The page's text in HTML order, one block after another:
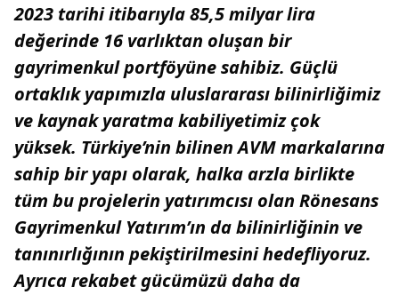
2023 tarihi itibarıyla 85,5 milyar lira
değerinde 16 varlıktan oluşan bir
gayrimenkul portföyüne sahibiz. Güçlü
ortaklık yapımızla uluslararası bilinirliğimiz
ve kaynak yaratma kabiliyetimiz çok
yüksek. Türkiye’nin bilinen AVM markalarına
sahip bir yapı olarak, halka arzla birlikte
tüm bu projelerin yatırımcısı olan Rönesans
Gayrimenkul Yatırım’ın da bilinirliğinin ve
tanınırlığının pekiştirilmesini hedefliyoruz.
Ayrıca rekabet gücümüzü daha da